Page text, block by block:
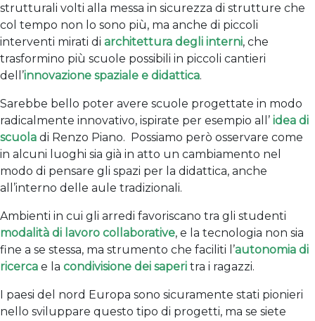
strutturali volti alla messa in sicurezza di strutture che
col tempo non lo sono più, ma anche di piccoli
interventi mirati di architettura degli interni, che
trasformino più scuole possibili in piccoli cantieri
dell’innovazione spaziale e didattica.
Sarebbe bello poter avere scuole progettate in modo
radicalmente innovativo, ispirate per esempio all’ idea di
scuola di Renzo Piano. Possiamo però osservare come
in alcuni luoghi sia già in atto un cambiamento nel
modo di pensare gli spazi per la didattica, anche
all’interno delle aule tradizionali.
Ambienti in cui gli arredi favoriscano tra gli studenti
modalità di lavoro collaborative, e la tecnologia non sia
fine a se stessa, ma strumento che faciliti l’autonomia di
ricerca e la condivisione dei saperi tra i ragazzi.
I paesi del nord Europa sono sicuramente stati pionieri
nello sviluppare questo tipo di progetti, ma se siete